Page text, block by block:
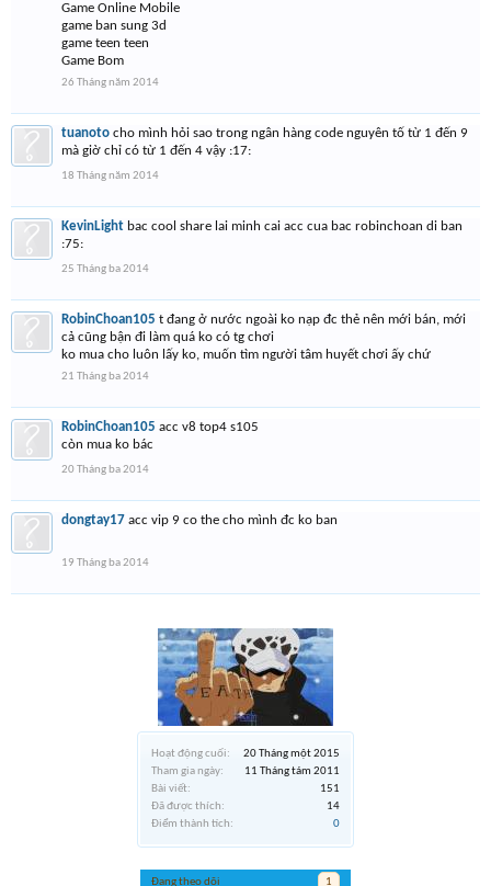
Hoạt động cuối:
20 Tháng một 2015
Tham gia ngày:
11 Tháng tám 2011
Bài viết:
151
Đã được thích:
14
Điểm thành tích:
0
Đang theo dõi 1
Game Online Mobile
game ban sung 3d
game teen teen
Game Bom
26 Tháng năm 2014
tuanoto cho mình hỏi sao trong ngân hàng code nguyên tố từ 1 đến 9
mà giờ chỉ có từ 1 đến 4 vậy :17:
18 Tháng năm 2014
KevinLight bac cool share lai minh cai acc cua bac robinchoan di ban
:75:
25 Tháng ba 2014
RobinChoan105 t đang ở nước ngoài ko nạp đc thẻ nên mới bán, mới
cả cũng bận đi làm quá ko có tg chơi
ko mua cho luôn lấy ko, muốn tìm người tâm huyết chơi ấy chứ
21 Tháng ba 2014
RobinChoan105 acc v8 top4 s105
còn mua ko bác
20 Tháng ba 2014
dongtay17 acc vip 9 co the cho mình đc ko ban
19 Tháng ba 2014